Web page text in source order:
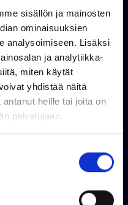
sisällön ja mainosten
ominaisuuksien
analysoimiseen. Lisäksi
ja analytiikka-
miten käytät
yhdistää näitä
heille tai joita on
palvelujaan.
Tuotetta on varastossa
4 590,00 €
- 25%